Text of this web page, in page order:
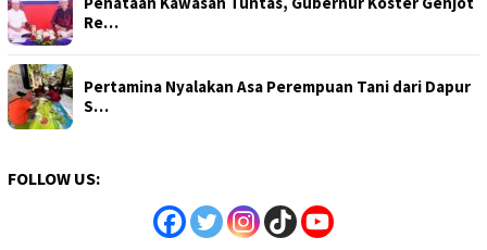
Re…
Pertamina Nyalakan Asa Perempuan Tani dari Dapur
S…
FOLLOW US: